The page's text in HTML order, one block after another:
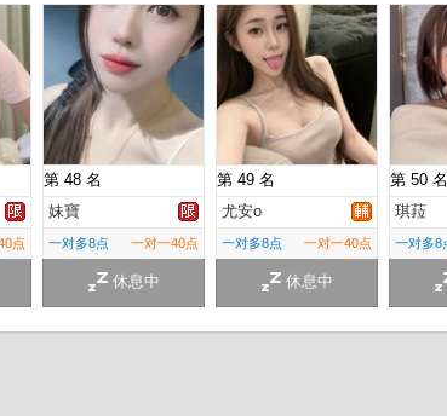
点
第 48 名
妹寶
一对多8点 一对一40点
休息中
第 49 名
尤安o
一对多8点 一对一40点
休息中
第 50 名
琪菈
一对多8